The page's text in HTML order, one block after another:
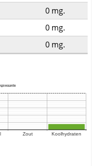
0 mg.
0 mg.
0 mg.